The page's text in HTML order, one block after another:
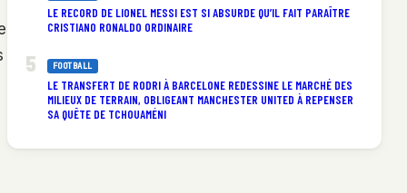
LE RECORD DE LIONEL MESSI EST SI ABSURDE QU’IL FAIT PARAÎTRE
CRISTIANO RONALDO ORDINAIRE
FOOTBALL
LE TRANSFERT DE RODRI À BARCELONE REDESSINE LE MARCHÉ DES
MILIEUX DE TERRAIN, OBLIGEANT MANCHESTER UNITED À REPENSER
SA QUÊTE DE TCHOUAMÉNI